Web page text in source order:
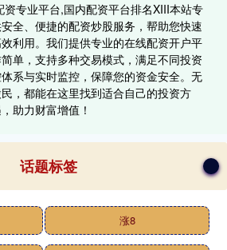
资专业平台,国内配资平台排名XIII‌本站专
全、便捷的配资炒股服务，帮助您快速
利用。我们提供专业的在线配资开户平
单，支持多种交易模式，满足不同投资
系与实时监控，保障您的资金安全。无
，都能在这里找到适合自己的投资方
助力财富增值！
话题标签
涨8